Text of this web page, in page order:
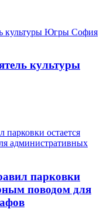
культуры
парковки
поводом для